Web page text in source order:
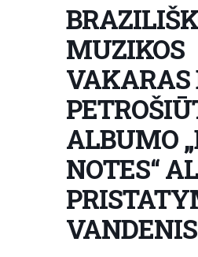
MUZIKOS
VAKARAS
ALBUMO
NOTES“
VANDENIS